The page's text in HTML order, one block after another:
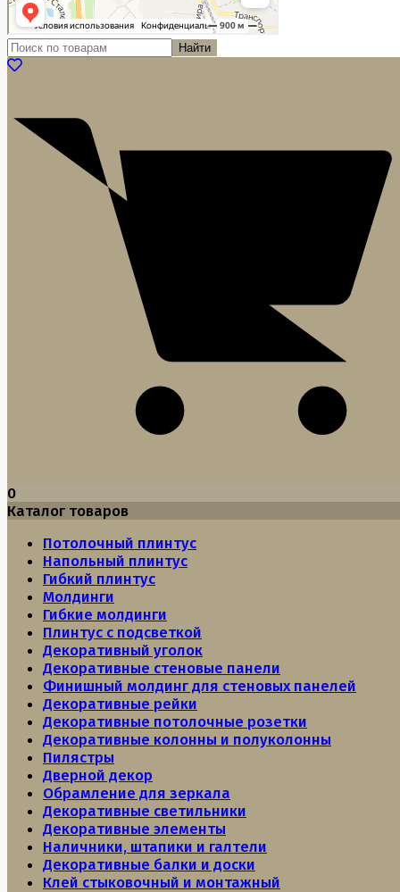
Найти
0
Каталог товаров
Потолочный плинтус
Напольный плинтус
Гибкий плинтус
Молдинги
Гибкие молдинги
Плинтус с подсветкой
Декоративный уголок
Декоративные стеновые панели
Финишный молдинг для стеновых панелей
Декоративные рейки
Декоративные потолочные розетки
Декоративные колонны и полуколонны
Пилястры
Дверной декор
Обрамление для зеркала
Декоративные светильники
Декоративные элементы
Наличники, штапики и галтели
Декоративные балки и доски
Клей стыковочный и монтажный